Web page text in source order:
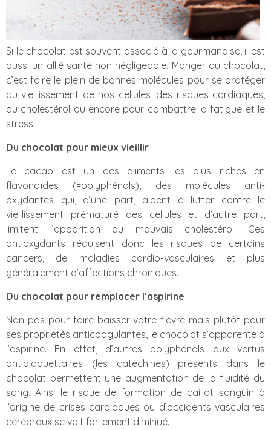
Si le chocolat est souvent associé à la gourmandise, il est
aussi un allié santé non négligeable. Manger du chocolat,
c’est faire le plein de bonnes molécules pour se protéger
du vieillissement de nos cellules, des risques cardiaques,
du cholestérol ou encore pour combattre la fatigue et le
stress.
Du chocolat pour mieux vieillir :
Le cacao est un des aliments les plus riches en
flavonoïdes (=polyphénols), des molécules anti-
oxydantes qui, d’une part, aident à lutter contre le
vieillissement prématuré des cellules et d’autre part,
limitent l’apparition du mauvais cholestérol. Ces
antioxydants réduisent donc les risques de certains
cancers, de maladies cardio-vasculaires et plus
généralement d’affections chroniques.
Du chocolat pour remplacer l’aspirine :
Non pas pour faire baisser votre fièvre mais plutôt pour
ses propriétés anticoagulantes, le chocolat s’apparente à
l’aspirine. En effet, d’autres polyphénols aux vertus
antiplaquettaires (les catéchines) présents dans le
chocolat permettent une augmentation de la fluidité du
sang. Ainsi le risque de formation de caillot sanguin à
l’origine de crises cardiaques ou d’accidents vasculaires
cérébraux se voit fortement diminué.